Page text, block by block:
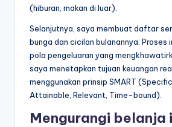
(hiburan, makan di luar).
Selanjutnya, saya membuat daftar
bunga dan cicilan bulanannya. Proses
pola pengeluaran yang
saya menetapkan tujuan keuangan
menggunakan prinsip SMART
Attainable, Relevant, Time-bound).
Mengurangi belanja